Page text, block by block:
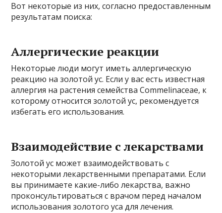
Вот некоторые из них, согласно предоставленным
результатам поиска:
Аллергические реакции
Некоторые люди могут иметь аллергическую
реакцию на золотой ус. Если у вас есть известная
аллергия на растения семейства Commelinaceae, к
которому относится золотой ус, рекомендуется
избегать его использования.
Взаимодействие с лекарствами
Золотой ус может взаимодействовать с
некоторыми лекарственными препаратами. Если
вы принимаете какие-либо лекарства, важно
проконсультироваться с врачом перед началом
использования золотого уса для лечения.